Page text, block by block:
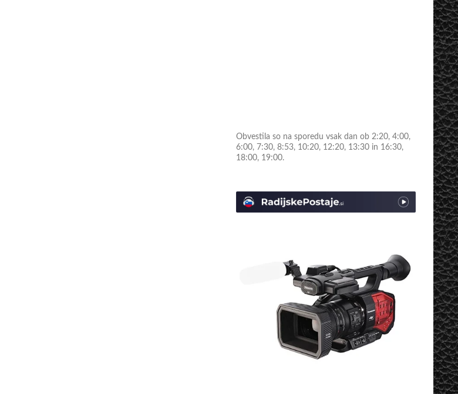
Obvestila so na sporedu vsak dan ob 2:20, 4:00,
6:00, 7:30, 8:53, 10:20, 12:20, 13:30 in 16:30,
18:00, 19:00.